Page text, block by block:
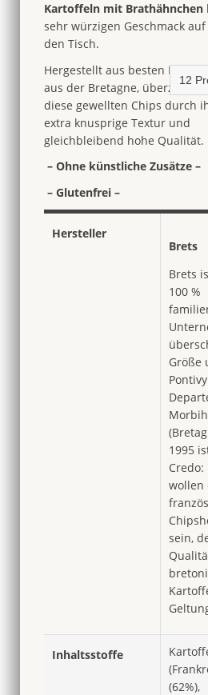
Kartoffeln mit Brathähnchen
sehr würzigen Geschmack auf
den Tisch.
Hergestellt aus besten
aus der Bretagne, überzeugen
diese gewellten Chips durch
extra knusprige Textur und
gleichbleibend hohe Qualität.
– Ohne künstliche Zusätze –
– Glutenfrei –
Hersteller
Brets
Brets
100 %
Größe
1995
Credo:
wollen
sein,
Inhaltsstoffe
(62%),